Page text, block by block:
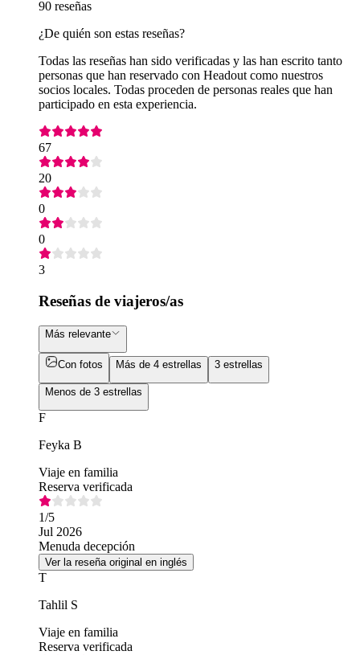
90 reseñas
¿De quién son estas reseñas?
Todas las reseñas han sido verificadas y las han escrito tanto
personas que han reservado con Headout como nuestros
socios locales. Todas proceden de personas reales que han
participado en esta experiencia.
67
20
0
0
3
Reseñas de viajeros/as
Más relevante
Con fotos Más de 4 estrellas 3 estrellas
Menos de 3 estrellas
F
Feyka B
Viaje en familia
Reserva verificada
1/5
Jul 2026
Menuda decepción
Ver la reseña original en inglés
T
Tahlil S
Viaje en familia
Reserva verificada